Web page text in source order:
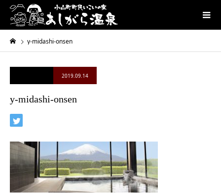
y-midashi-onsen
2019.09.14
y-midashi-onsen